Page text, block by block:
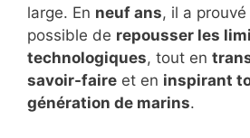
large. En neuf ans, il a prouvé
possible de repousser les
technologiques, tout en
savoir-faire et en inspirant
génération de marins.